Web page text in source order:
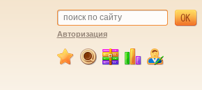
Авторизация